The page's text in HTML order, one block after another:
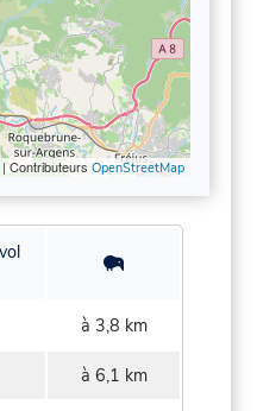
Contributeurs OpenStreetMap
à 3,8 km
à 6,1 km